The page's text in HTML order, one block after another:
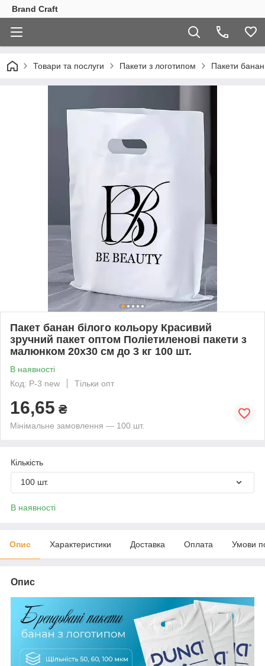
Brand Craft
Товари та послуги Пакети з логотипом Пакети банан
Пакет банан білого кольору Красивий
зручний пакет оптом Поліетиленові пакети з
малюнком 20х30 см до 3 кг 100 шт.
В наявності
Код: Р-3 new
Тільки опт
16,65 ₴
Мінімальне замовлення — 100 шт.
Кількість
100 шт.
В наявності
Опис Характеристики Доставка Оплата Умови
Опис